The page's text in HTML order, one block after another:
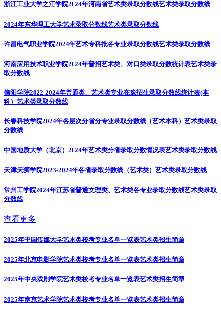
浙江工业大学之江学院2024年河南省艺术类录取分数线艺术类录取分数线
2024年东华理工大学艺术录取分数线艺术类录取分数线
许昌电气职业学院2024年艺术专科批各专业录取分数线艺术类录取分数线
河南应用技术职业学院2024年普招艺术类、对口类录取分数统计表艺术类录
取分数线
信阳学院2022-2024年普通类、艺术类专业在豫招生录取分数线统计表(本
科） 艺术类录取分数线
长春科技学院2024年各层次分省分专业录取分数线（艺术本科） 艺术类录取
分数线
中国地质大学（北京）2024年艺术类分省录取分数情况表艺术类录取分数线
天津天狮学院2023-2024年各省录取分数线（艺术类） 艺术类录取分数线
常州工学院2024年江苏省普通文理类、艺术类各专业录取分数线艺术类录取
分数线
查看更多
2025年中国传媒大学艺术类校考专业名单一览表艺术类招生简章
2025年北京电影学院艺术类校考专业名单一览表艺术类招生简章
2025年中央戏剧学院艺术类校考专业名单一览表艺术类招生简章
2025年南京艺术学院艺术类校考专业名单一览表艺术类招生简章